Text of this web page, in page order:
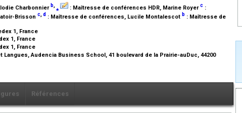
Charbonnier b,⁎ : Maîtresse de conférences HDR, Marine Royerc :
Brisson c d : Maîtresse de conférences, Lucile Montalescot b : Maîtresse de
1, France
1, France
1, France
Audencia Business School, 41 boulevard de la Prairie-auDuc, 44200
Références